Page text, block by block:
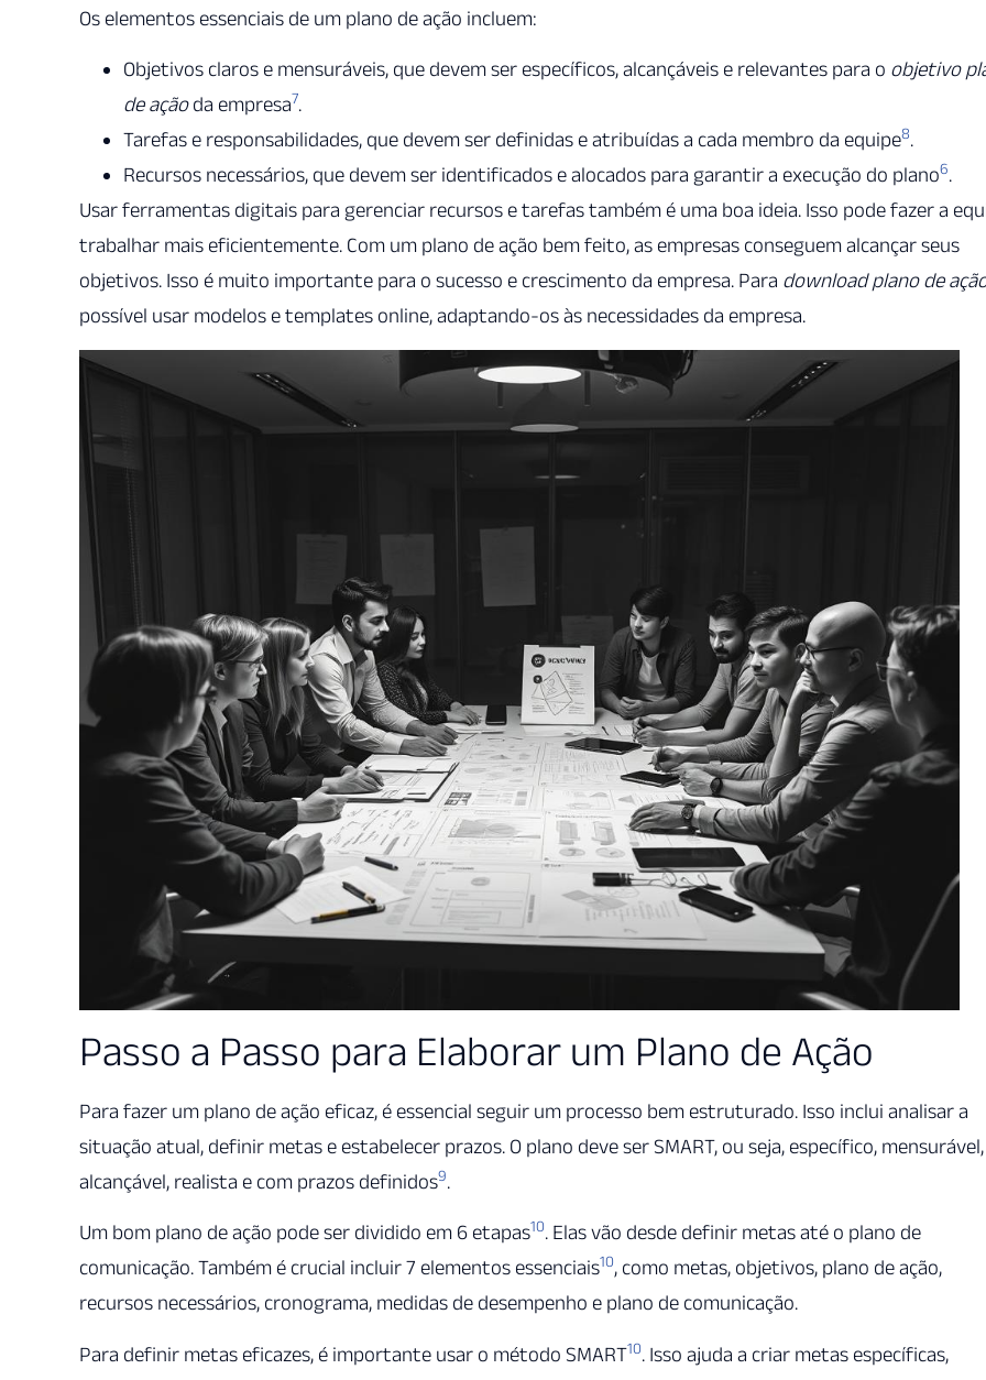
Os elementos essenciais de um plano de ação incluem:
Objetivos claros e mensuráveis, que devem ser específicos, alcançáveis e relevantes para o objetivo
de açãoda empresa7.
Tarefas e responsabilidades, que devem ser definidas e atribuídas a cada membro da equipe8.
Recursos necessários, que devem ser identificados e alocados para garantir a execução do plano6.
Usar ferramentas digitais para gerenciar recursos e tarefas também é uma boa ideia. Isso pode fazer a
trabalhar mais eficientemente. Com um plano de ação bem feito, as empresas conseguem alcançar seus
objetivos. Isso é muito importante para o sucesso e crescimento da empresa. Para download plano de
possível usar modelos e templates online, adaptando-os às necessidades da empresa.
Passo a Passo para Elaborar um Plano de Ação
Para fazer um plano de ação eficaz, é essencial seguir um processo bem estruturado. Isso inclui analisar a
situação atual, definir metas e estabelecer prazos. O plano deve ser SMART, ou seja, específico, mensurável,
alcançável, realista e com prazos definidos9.
Um bom plano de ação pode ser dividido em 6 etapas10. Elas vão desde definir metas até o plano de
comunicação. Também é crucial incluir 7 elementos essenciais10, como metas, objetivos, plano de ação,
recursos necessários, cronograma, medidas de desempenho e plano de comunicação.
Para definir metas eficazes, é importante usar o método SMART10. Isso ajuda a criar metas específicas,